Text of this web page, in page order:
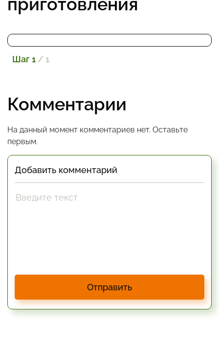
Шаг 1 / 1
Комментарии
На данный момент комментариев нет. Оставьте
первым.
Добавить комментарий
Отправить